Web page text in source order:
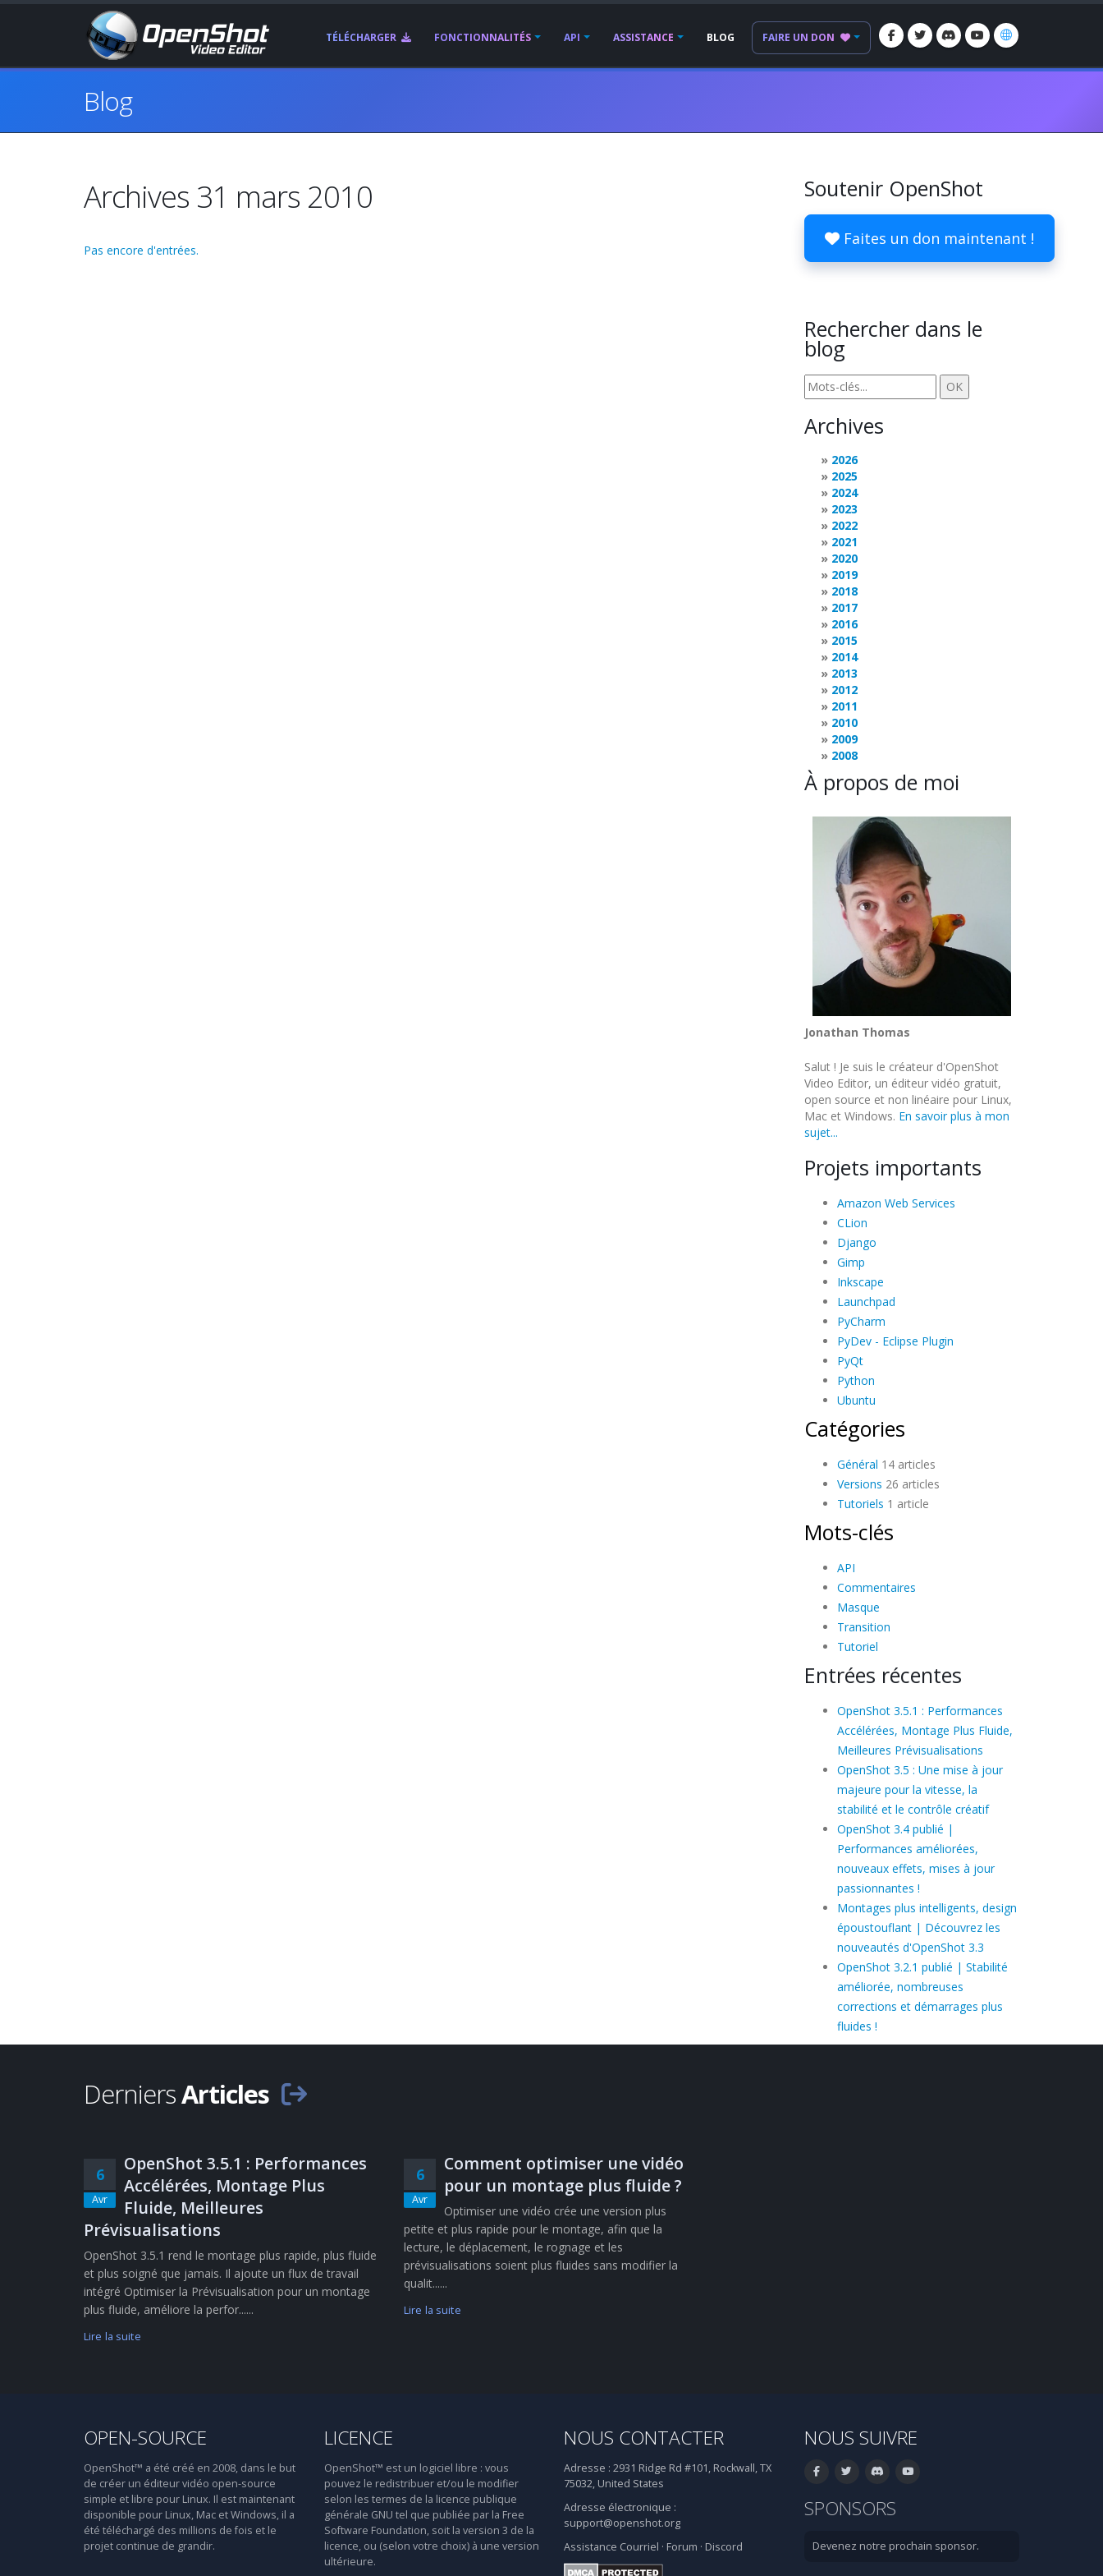
TÉLÉCHARGER FONCTIONNALITÉS API ASSISTANCE BLOG FAIRE UN DON
Blog
Archives 31 mars 2010
Pas encore d'entrées.
Soutenir OpenShot
Faites un don maintenant !
Rechercher dans le
blog
Archives
2026
2025
2024
2023
2022
2021
2020
2019
2018
2017
2016
2015
2014
2013
2012
2011
2010
2009
2008
À propos de moi
Jonathan Thomas
Salut ! Je suis le créateur d'OpenShot
Video Editor, un éditeur vidéo gratuit,
open source et non linéaire pour Linux,
Mac et Windows. En savoir plus à mon
sujet...
Projets importants
Amazon Web Services
CLion
Django
Gimp
Inkscape
Launchpad
PyCharm
PyDev - Eclipse Plugin
PyQt
Python
Ubuntu
Catégories
Général 14 articles
Versions 26 articles
Tutoriels 1 article
Mots-clés
API
Commentaires
Masque
Transition
Tutoriel
Entrées récentes
OpenShot 3.5.1 : Performances
Accélérées, Montage Plus Fluide,
Meilleures Prévisualisations
OpenShot 3.5 : Une mise à jour
majeure pour la vitesse, la
stabilité et le contrôle créatif
OpenShot 3.4 publié |
Performances améliorées,
nouveaux effets, mises à jour
passionnantes !
Montages plus intelligents, design
époustouflant | Découvrez les
nouveautés d'OpenShot 3.3
OpenShot 3.2.1 publié | Stabilité
améliorée, nombreuses
corrections et démarrages plus
fluides !
DerniersArticles
6
Avr
OpenShot 3.5.1 : Performances
Accélérées, Montage Plus
Fluide, Meilleures
Prévisualisations
OpenShot 3.5.1 rend le montage plus rapide, plus fluide
et plus soigné que jamais. Il ajoute un flux de travail
intégré Optimiser la Prévisualisation pour un montage
plus fluide, améliore la perfor......
Lire la suite
6
Avr
Comment optimiser une vidéo
pour un montage plus fluide ?
Optimiser une vidéo crée une version plus
petite et plus rapide pour le montage, afin que la
lecture, le déplacement, le rognage et les
prévisualisations soient plus fluides sans modifier la
qualit......
Lire la suite
OPEN-SOURCE
OpenShot™ a été créé en 2008, dans le but
de créer un éditeur vidéo open-source
simple et libre pour Linux. Il est maintenant
disponible pour Linux, Mac et Windows, il a
été téléchargé des millions de fois et le
projet continue de grandir.
LICENCE
OpenShot™ est un logiciel libre : vous
pouvez le redistribuer et/ou le modifier
selon les termes de la licence publique
générale GNU tel que publiée par la Free
Software Foundation, soit la version 3 de la
licence, ou (selon votre choix) à une version
ultérieure.
NOUS CONTACTER
Adresse : 2931 Ridge Rd #101, Rockwall, TX
75032, United States
Adresse électronique :
support@openshot.org
Assistance Courriel · Forum · Discord
NOUS SUIVRE
SPONSORS
Devenez notre prochain sponsor.